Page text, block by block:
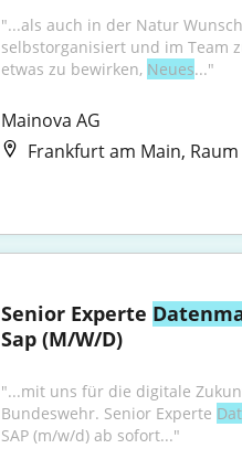
"...als auch in der Natur
selbstorganisiert und im Team
etwas zu bewirken, Neues..."
Mainova AG
Frankfurt am Main, Raum
Senior Experte
Sap (M/W/D)
"...mit uns für die digitale
Bundeswehr. Senior Experte
SAP (m/w/d) ab sofort..."